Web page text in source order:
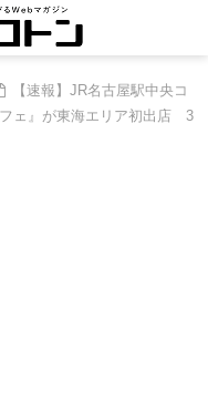
【速報】JR名古屋駅中央コ
ェ』が東海エリア初出店 3